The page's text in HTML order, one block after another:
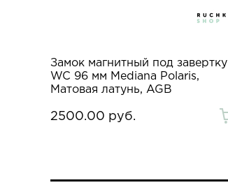
Замок магнитный под завертку
WC 96 мм Mediana Polaris,
Матовая латунь, AGB
2500.00 руб.